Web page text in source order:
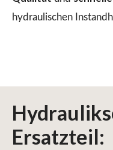
hydraulischen
Ersatzteil: